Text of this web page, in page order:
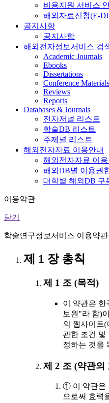
비용지원 서비스
해외자료신청(E-
공지사항
공지사항
해외전자정보서비스 검
Academic Journals
Ebooks
Dissertations
Conference Materials
Reviews
Reports
Databases & Journals
전자저널 리스트
학술DB 리스트
주제별 리스트
해외전자자료 이용안내
해외전자자료 이용
해외DB별 이용권
대학별 해외DB 구
이용약관
닫기
학술연구정보서비스 이용약
제 1 장 총칙
제 1 조 (목적)
이 약관은 한
보원"라 함)
의 웹사이트(
관한 조건 및
정하는 것을
제 2 조 (약관의
① 이 약관은
으로써 효력